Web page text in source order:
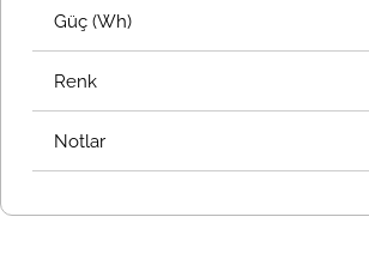
Güç (Wh)
Renk
Notlar